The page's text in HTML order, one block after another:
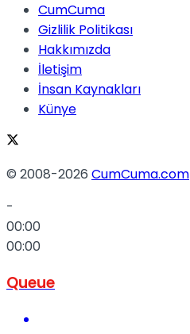
CumCuma
Gizlilik Politikası
Hakkımızda
İletişim
İnsan Kaynakları
Künye
© 2008-2026 CumCuma.com
-
00:00
00:00
Queue